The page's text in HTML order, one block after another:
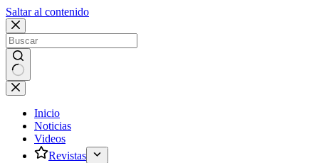
Saltar al contenido
Sin
resultados
Inicio
Noticias
Videos
Revistas